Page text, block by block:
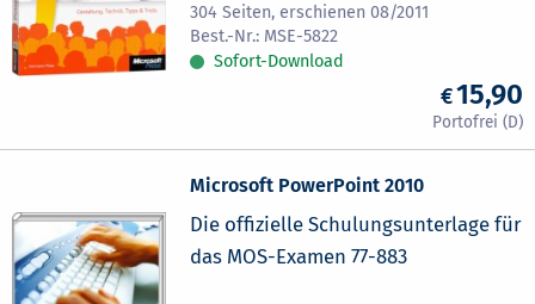
304 Seiten, erschienen 08/2011
MSE-5822
Sofort-Download
15,90
Microsoft PowerPoint 2010
Die offizielle Schulungsunterlage für
das MOS-Examen 77-883